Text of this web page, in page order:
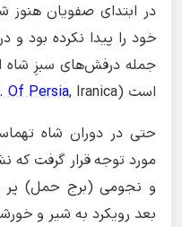
در ابتدای صفویان
خود را پیدا نکرده بود
جمله درفش‌های سبزِ شاه
است (Shahbazi,
Of Persia, Iranica).
حتی در دوران شاه
مورد توجه قرار گرفت که
و نجومی (برج حمل) پر
بعد رویکرد به شیر و